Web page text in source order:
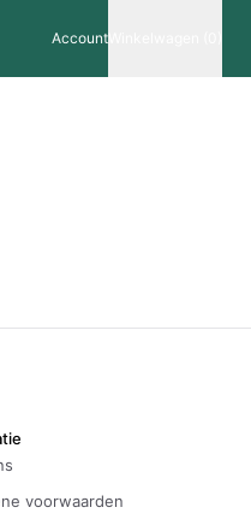
Account
voorwaarden